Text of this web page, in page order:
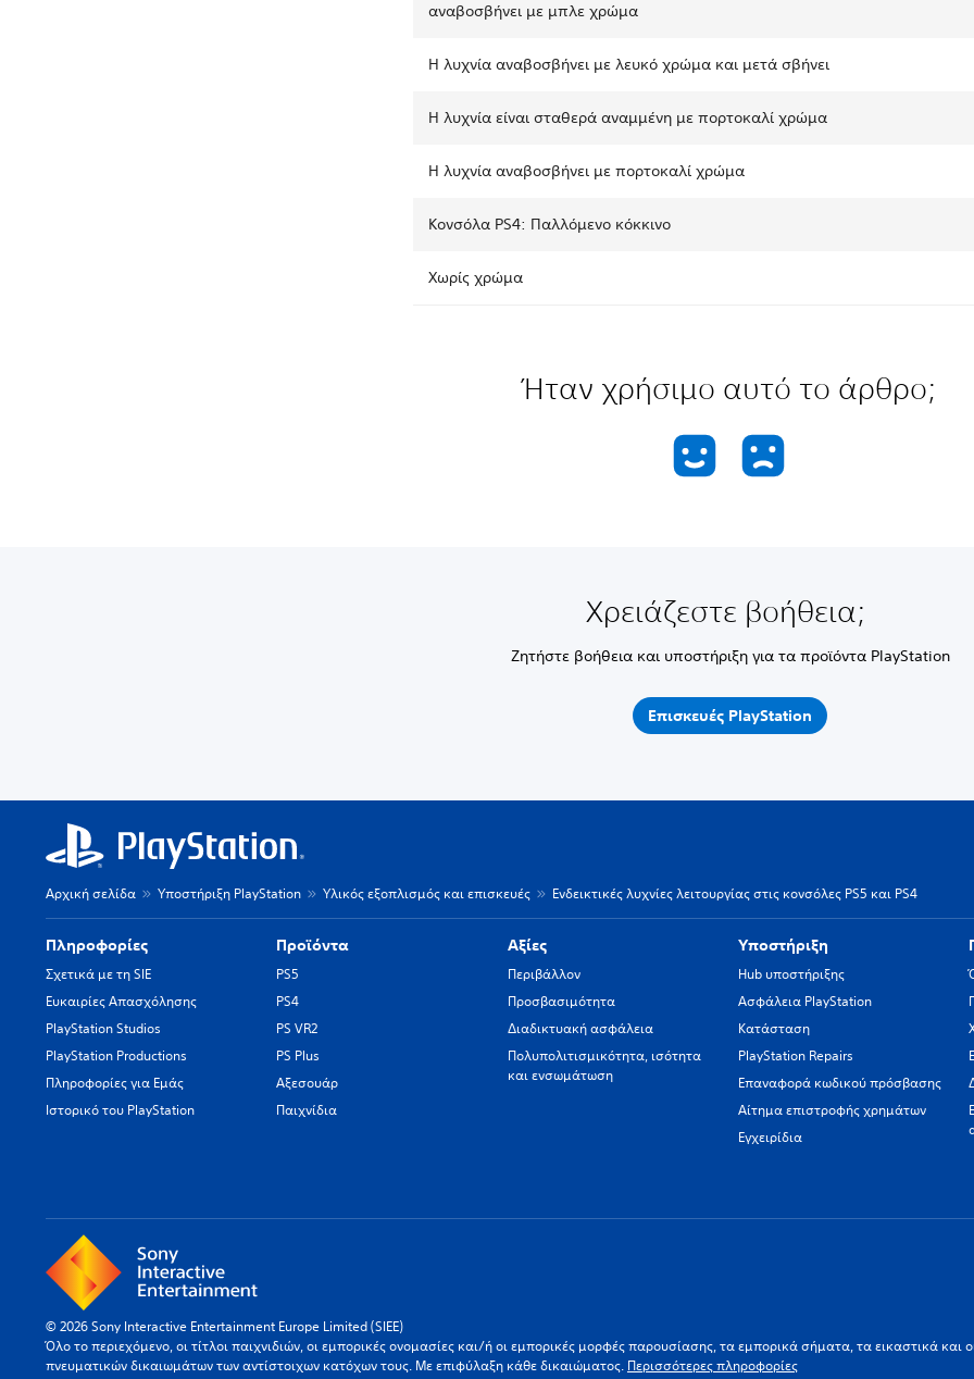
αναβοσβήνει με μπλε χρώμα
Η λυχνία αναβοσβήνει με λευκό χρώμα και μετά σβήνει
Η λυχνία είναι σταθερά αναμμένη με πορτοκαλί χρώμα
Η λυχνία αναβοσβήνει με πορτοκαλί χρώμα
Κονσόλα PS4: Παλλόμενο κόκκινο
Χωρίς χρώμα
Ήταν χρήσιμο αυτό το άρθρο;
Χρειάζεστε βοήθεια;
Ζητήστε βοήθεια και υποστήριξη για τα προϊόντα PlayStation
Επισκευές PlayStation
Αρχική σελίδα Υποστήριξη PlayStation Υλικός εξοπλισμός και επισκευές Ενδεικτικές λυχνίες λειτουργίας στις κονσόλες PS5 και PS4
Πληροφορίες
Σχετικά με τη SIE
Ευκαιρίες Απασχόλησης
PlayStation Studios
PlayStation Productions
Πληροφορίες για Εμάς
Ιστορικό του PlayStation
Προϊόντα
PS5
PS4
PS VR2
PS Plus
Αξεσουάρ
Παιχνίδια
Αξίες
Περιβάλλον
Προσβασιμότητα
Διαδικτυακή ασφάλεια
Πολυπολιτισμικότητα, ισότητα
και ενσωμάτωση
Υποστήριξη
Hub υποστήριξης
Ασφάλεια PlayStation
Κατάσταση
PlayStation Repairs
Επαναφορά κωδικού πρόσβασης
Αίτημα επιστροφής χρημάτων
Εγχειρίδια
© 2026 Sony Interactive Entertainment Europe Limited (SIEE)
Όλο το περιεχόμενο, οι τίτλοι παιχνιδιών, οι εμπορικές ονομασίες και/ή οι εμπορικές μορφές παρουσίασης, τα εμπορικά σήματα, τα εικαστικά
πνευματικών δικαιωμάτων των αντίστοιχων κατόχων τους. Με επιφύλαξη κάθε δικαιώματος. Περισσότερες πληροφορίες